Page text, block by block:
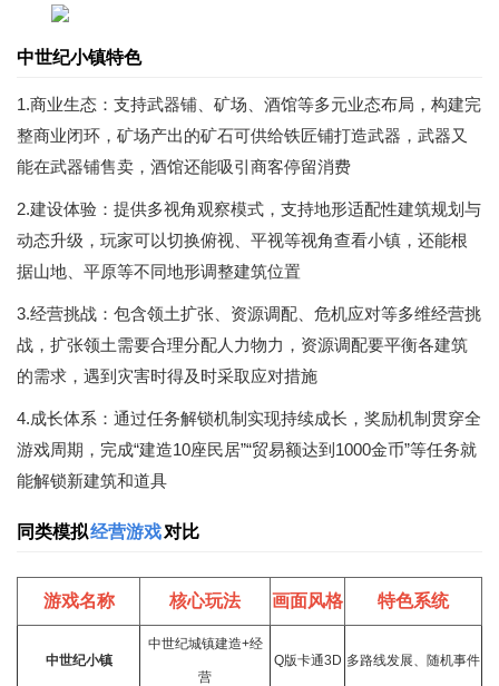
中世纪小镇特色
1.商业生态：支持武器铺、矿场、酒馆等多元业态布局，构建完
整商业闭环，矿场产出的矿石可供给铁匠铺打造武器，武器又
能在武器铺售卖，酒馆还能吸引商客停留消费
2.建设体验：提供多视角观察模式，支持地形适配性建筑规划与
动态升级，玩家可以切换俯视、平视等视角查看小镇，还能根
据山地、平原等不同地形调整建筑位置
3.经营挑战：包含领土扩张、资源调配、危机应对等多维经营挑
战，扩张领土需要合理分配人力物力，资源调配要平衡各建筑
的需求，遇到灾害时得及时采取应对措施
4.成长体系：通过任务解锁机制实现持续成长，奖励机制贯穿全
游戏周期，完成“建造10座民居”“贸易额达到1000金币”等任务就
能解锁新建筑和道具
同类模拟经营游戏对比
游戏名称 核心玩法 画面风格 特色系统
中世纪小镇
中世纪城镇建造+经
营
Q版卡通3D 多路线发展、随机事件